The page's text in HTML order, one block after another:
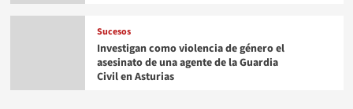
Sucesos
Investigan como violencia de género el
asesinato de una agente de la Guardia
Civil en Asturias